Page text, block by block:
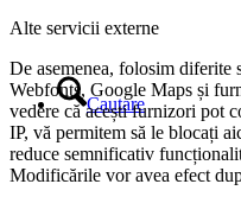
Cautare
Alte servicii externe
De asemenea, folosim
Webfonts, Google Maps și
vedere că acești furnizori pot
IP, vă permitem să le blocați
reduce semnificativ
Modificările vor avea efect